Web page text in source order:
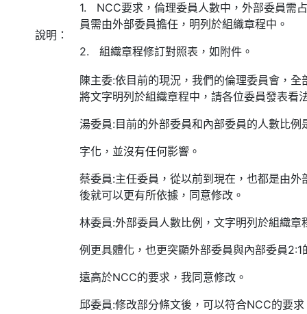
說明：
1. NCC要求，倫理委員人數中，外部委員需
員需由外部委員擔任，明列於組織章程中。
2. 組織章程修訂對照表，如附件。
陳主委:依目前的現況，我們的倫理委員會，全
將文字明列於組織章程中，請各位委員發表看
湯委員:目前的外部委員和內部委員的人數比例
字化，並沒有任何影響。
蔡委員:主任委員，從以前到現在，也都是由外
後就可以更有所依據，同意修改。
林委員:外部委員人數比例，文字明列於組織章
例更具體化，也更突顯外部委員與內部委員2:1
遠高於NCC的要求，我同意修改。
邱委員:修改部分條文後，可以符合NCC的要